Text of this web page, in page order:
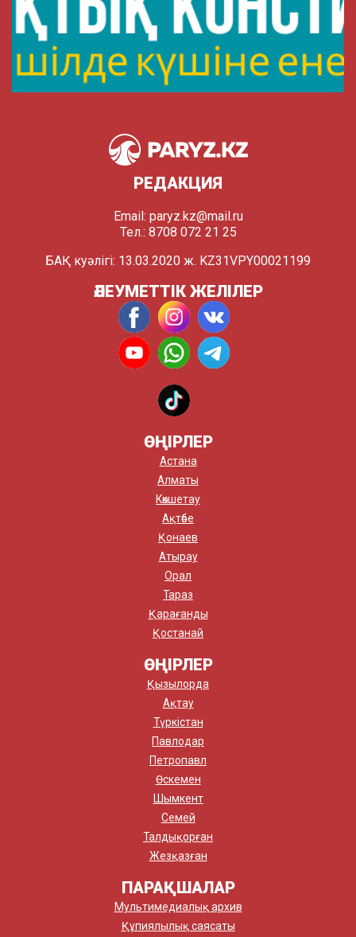
РЕДАКЦИЯ
Email: paryz.kz@mail.ru
Тел.: 8708 072 21 25
БАҚ куәлігі: 13.03.2020 ж. KZ31VPY00021199
ӘЛЕУМЕТТІК ЖЕЛІЛЕР
ӨҢІРЛЕР
Астана
Алматы
Көкшетау
Ақтөбе
Қонаев
Атырау
Орал
Тараз
Қарағанды
Қостанай
ӨҢІРЛЕР
Қызылорда
Ақтау
Түркістан
Павлодар
Петропавл
Өскемен
Шымкент
Семей
Талдықорған
Жезқазған
ПАРАҚШАЛАР
Мультимедиалық архив
Құпиялылық саясаты